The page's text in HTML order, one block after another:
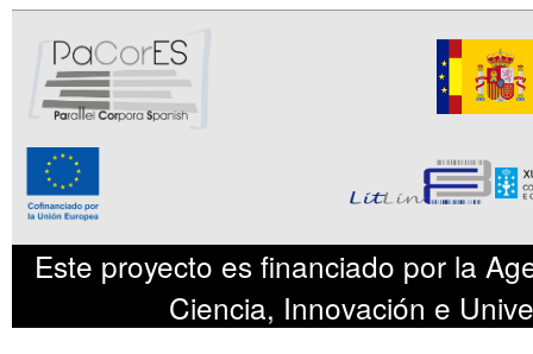
Este proyecto es financiado por la
Ciencia, Innovación e